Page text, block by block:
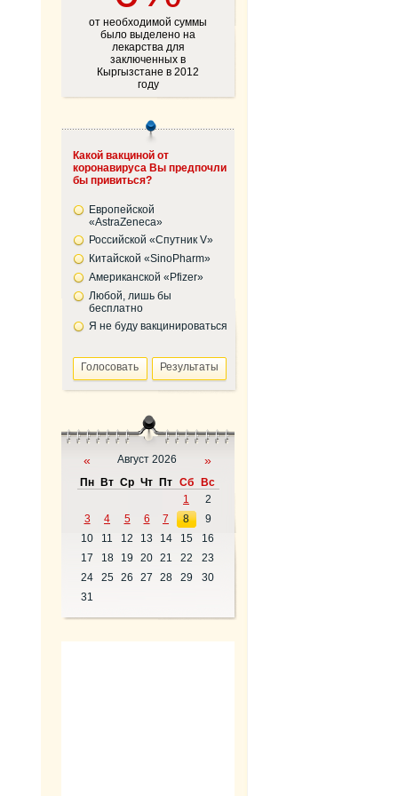
от необходимой суммы
было выделено на
лекарства для
заключенных в
Кыргызстане в 2012
году
Какой вакциной от
коронавируса Вы предпочли
бы привиться?
Европейской
«AstraZeneca»
Российской «Спутник V»
Китайской «SinoPharm»
Американской «Pfizer»
Любой, лишь бы
бесплатно
Я не буду вакцинироваться
« Август 2026 »
Пн Вт Ср Чт Пт Сб
Вс
1
2
3
4 5 6 7 8
9
10
11 12 13 14 15
16
17
18 19 20 21 22
23
24
25 26 27 28 29
30
31